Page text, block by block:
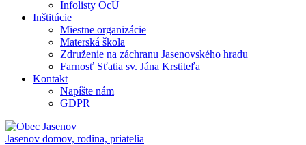
Infolisty OcÚ
Inštitúcie
Miestne organizácie
Materská škola
Združenie na záchranu Jasenovského hradu
Farnosť Sťatia sv. Jána Krstiteľa
Kontakt
Napíšte nám
GDPR
Jasenov domov, rodina, priatelia